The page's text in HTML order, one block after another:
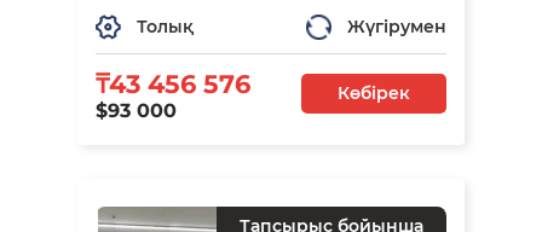
Толық
Жүгірумен
₸43 456 576
$93 000
Көбірек
Тапсырыс бойынша